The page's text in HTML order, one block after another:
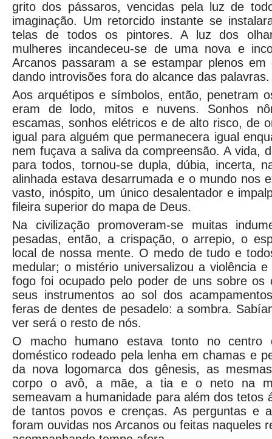
grito dos pássaros, vencidas pela luz de
imaginação. Um retorcido instante se
telas de todos os pintores. A luz dos
mulheres incandeceu-se de uma nova e
Arcanos passaram a se estampar plenos
dando introvisões fora do alcance das palavras.
Aos arquétipos e símbolos, então, penetram
eram de lodo, mitos e nuvens. Sonhos
escamas, sonhos elétricos e de alto risco, de
igual para alguém que permanecera igual
nem fuçava a saliva da compreensão. A vida,
para todos, tornou-se dupla, dúbia, incerta,
alinhada estava desarrumada e o mundo nos
vasto, inóspito, um único desalentador e
fileira superior do mapa de Deus.
Na civilização promoveram-se muitas
pesadas, então, a crispação, o arrepio, o
local de nossa mente. O medo de tudo e
medular; o mistério universalizou a violência
fogo foi ocupado pelo poder de uns sobre os
seus instrumentos ao sol dos
feras de dentes de pesadelo: a sombra.
ver será o resto de nós.
O macho humano estava tonto no centro
doméstico rodeado pela lenha em chamas e
da nova logomarca dos gênesis, as
corpo o avô, a mãe, a tia e o neto na
semeavam a humanidade para além dos tetos
de tantos povos e crenças. As perguntas e
foram ouvidas nos Arcanos ou feitas naqueles